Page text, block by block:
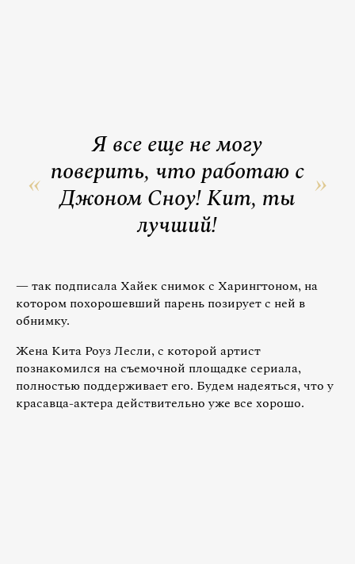
Я все еще не могу
поверить, что работаю с
Джоном Сноу! Кит, ты
лучший!
— так подписала Хайек снимок с Харингтоном, на
котором похорошевший парень позирует с ней в
обнимку.
Жена Кита Роуз Лесли, с которой артист
познакомился на съемочной площадке сериала,
полностью поддерживает его. Будем надеяться, что у
красавца-актера действительно уже все хорошо.